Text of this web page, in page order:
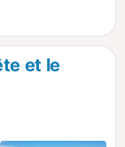
Une
vous les
avec quelques
avant
et le